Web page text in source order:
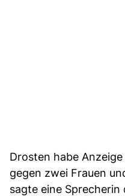
Drosten habe
gegen zwei Frauen
sagte eine